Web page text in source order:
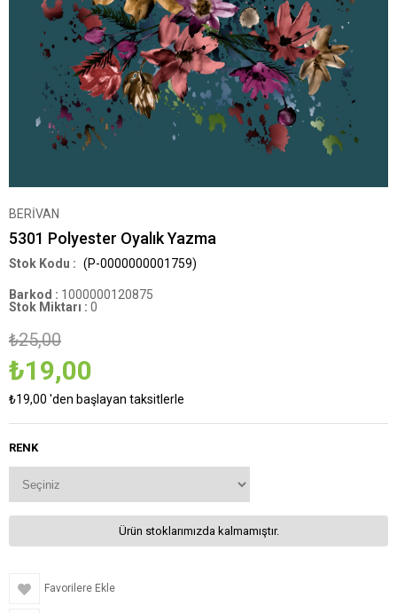
BERİVAN
5301 Polyester Oyalık Yazma
(P-0000000001759)
Barkod : 1000000120875
Stok Miktarı : 0
₺25,00
₺19,00
₺19,00 'den başlayan taksitlerle
RENK
Ürün stoklarımızda kalmamıştır.
Favorilere Ekle